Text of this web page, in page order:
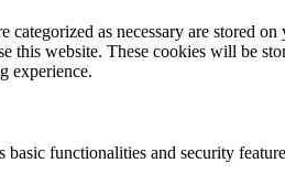
as necessary are stored
this website. These cookies will be
experience.
functionalities and security